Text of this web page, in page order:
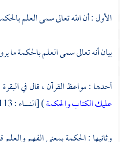
الأول : أن الله تعالى سمى العلم
بيان أنه تعالى سمى العلم بالحكمة ما
أحدها : مواعظ القرآن ، قال في
عليك الكتاب والحكمة) [النساء : 113] يعني المواعظ ، ومثلها في آل عمران .